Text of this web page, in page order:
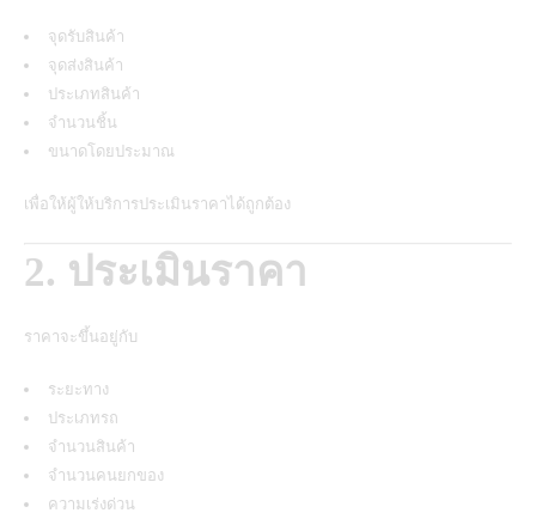
จุดรับสินค้า
จุดส่งสินค้า
ประเภทสินค้า
จำนวนชิ้น
ขนาดโดยประมาณ
เพื่อให้ผู้ให้บริการประเมินราคาได้ถูกต้อง
2. ประเมินราคา
ราคาจะขึ้นอยู่กับ
ระยะทาง
ประเภทรถ
จำนวนสินค้า
จำนวนคนยกของ
ความเร่งด่วน